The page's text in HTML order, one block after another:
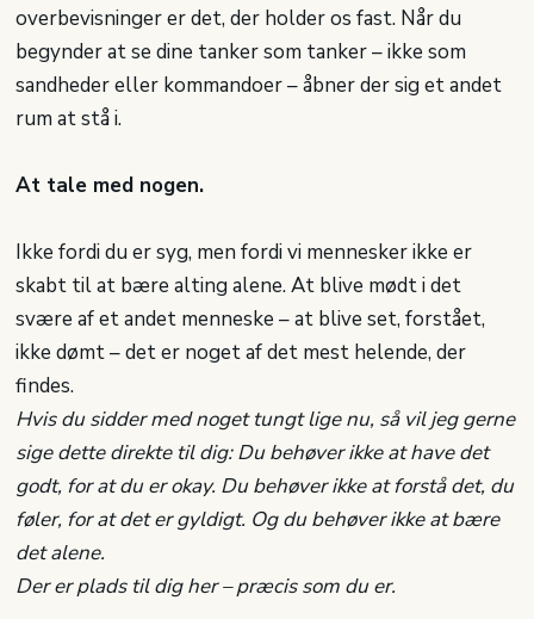
overbevisninger er det, der holder os fast. Når du
begynder at se dine tanker som tanker – ikke som
sandheder eller kommandoer – åbner der sig et andet
rum at stå i.
At tale med nogen.
Ikke fordi du er syg, men fordi vi mennesker ikke er
skabt til at bære alting alene. At blive mødt i det
svære af et andet menneske – at blive set, forstået,
ikke dømt – det er noget af det mest helende, der
findes.
Hvis du sidder med noget tungt lige nu, så vil jeg gerne
sige dette direkte til dig: Du behøver ikke at have det
godt, for at du er okay. Du behøver ikke at forstå det, du
føler, for at det er gyldigt. Og du behøver ikke at bære
det alene.
Der er plads til dig her – præcis som du er.